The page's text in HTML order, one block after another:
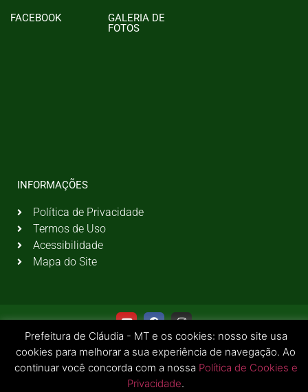
FACEBOOK
GALERIA DE
FOTOS
INFORMAÇÕES
Política de Privacidade
Termos de Uso
Acessibilidade
Mapa do Site
Prefeitura de Cláudia - MT e os cookies: nosso site usa
cookies para melhorar a sua experiência de navegação. Ao
continuar você concorda com a nossa Política de Cookies e
Privacidade.